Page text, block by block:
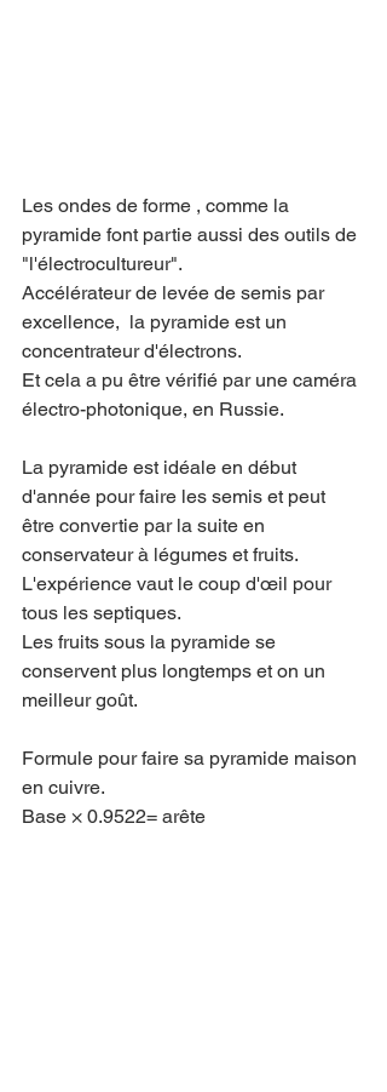
Les ondes de forme , comme la
pyramide font partie aussi des outils de
"l'électrocultureur".
Accélérateur de levée de semis par
excellence,  la pyramide est un
concentrateur d'électrons.
Et cela a pu être vérifié par une caméra
électro-photonique, en Russie.
La pyramide est idéale en début
d'année pour faire les semis et peut
être convertie par la suite en
conservateur à légumes et fruits.
L'expérience vaut le coup d'œil pour
tous les septiques.
Les fruits sous la pyramide se
conservent plus longtemps et on un
meilleur goût.
Formule pour faire sa pyramide maison
en cuivre.
Base × 0.9522= arête